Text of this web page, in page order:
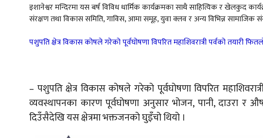
इशानेश्वर मन्दिरमा यस बर्ष विविध धार्मिक कार्यक्रमका साथै साहित्यिक र खेलकुद
संरक्षण तथा विकास समिति, गाविस, आमा समूह, युवा क्लव र अन्य विभिन्न सामाजिक
पशुपति क्षेत्र विकास कोषले गरेको पूर्वघोषणा विपरित महाशिवरात्री पर्वको तयारी
– पशुपति क्षेत्र विकास कोषले गरेको पूर्वघोषणा विपरित
व्यवस्थापनका कारण पूर्वघोषणा अनुसार भोजन, पानी, दाउरा र
दिउँसैदेखि यस क्षेत्रमा भक्तजनको घुइँचो थियो ।